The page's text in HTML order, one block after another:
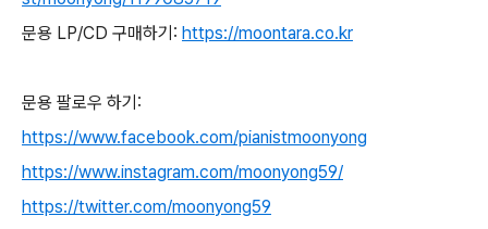
문용 LP/CD 구매하기: https://moontara.co.kr
문용 팔로우 하기:
https://www.facebook.com/pianistmoonyong
https://www.instagram.com/moonyong59/
https://twitter.com/moonyong59